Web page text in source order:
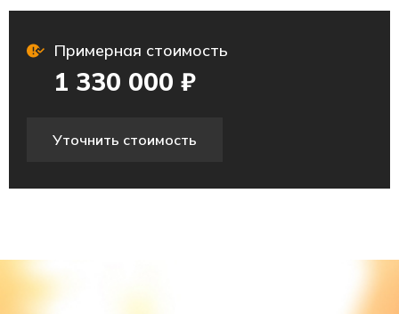
Примерная стоимость
1 330 000 ₽
Уточнить стоимость